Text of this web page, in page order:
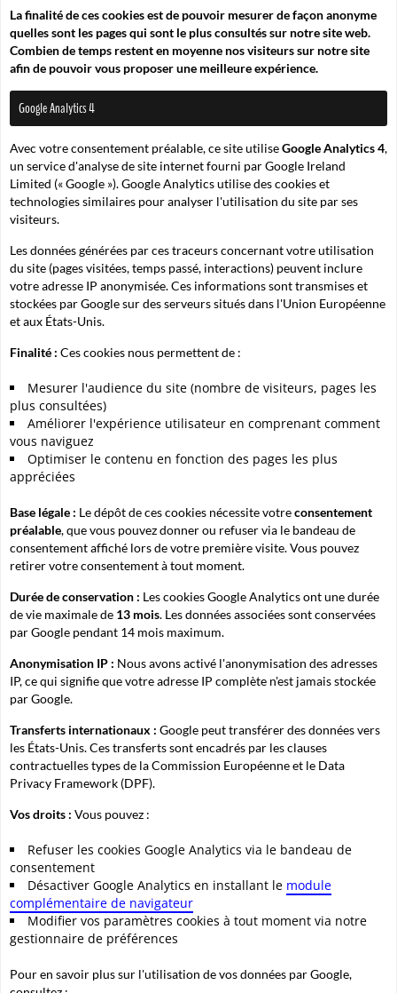
La finalité de ces cookies est de pouvoir mesurer de façon anonyme
quelles sont les pages qui sont le plus consultés sur notre site web.
Combien de temps restent en moyenne nos visiteurs sur notre site
afin de pouvoir vous proposer une meilleure expérience.
Google Analytics 4
Avec votre consentement préalable, ce site utiliseGoogle Analytics 4,
un service d'analyse de site internet fourni par Google Ireland
Limited (« Google »). Google Analytics utilise des cookies et
technologies similaires pour analyser l'utilisation du site par ses
visiteurs.
Les données générées par ces traceurs concernant votre utilisation
du site (pages visitées, temps passé, interactions) peuvent inclure
votre adresse IP anonymisée. Ces informations sont transmises et
stockées par Google sur des serveurs situés dans l'Union Européenne
et aux États-Unis.
Finalité : Ces cookies nous permettent de :
Mesurer l'audience du site (nombre de visiteurs, pages les
plus consultées)
Améliorer l'expérience utilisateur en comprenant comment
vous naviguez
Optimiser le contenu en fonction des pages les plus
appréciées
Base légale : Le dépôt de ces cookies nécessite votreconsentement
préalable, que vous pouvez donner ou refuser via le bandeau de
consentement affiché lors de votre première visite. Vous pouvez
retirer votre consentement à tout moment.
Durée de conservation : Les cookies Google Analytics ont une durée
de vie maximale de 13 mois. Les données associées sont conservées
par Google pendant 14 mois maximum.
Anonymisation IP : Nous avons activé l'anonymisation des adresses
IP, ce qui signifie que votre adresse IP complète n'est jamais stockée
par Google.
Transferts internationaux : Google peut transférer des données vers
les États-Unis. Ces transferts sont encadrés par les clauses
contractuelles types de la Commission Européenne et le Data
Privacy Framework (DPF).
Vos droits : Vous pouvez :
Refuser les cookies Google Analytics via le bandeau de
consentement
Désactiver Google Analytics en installant le module
complémentaire de navigateur
Modifier vos paramètres cookies à tout moment via notre
gestionnaire de préférences
Pour en savoir plus sur l'utilisation de vos données par Google,